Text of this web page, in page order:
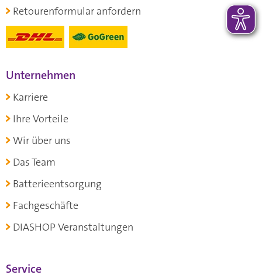
Retourenformular anfordern
Unternehmen
Karriere
Ihre Vorteile
Wir über uns
Das Team
Batterieentsorgung
Fachgeschäfte
DIASHOP Veranstaltungen
Service